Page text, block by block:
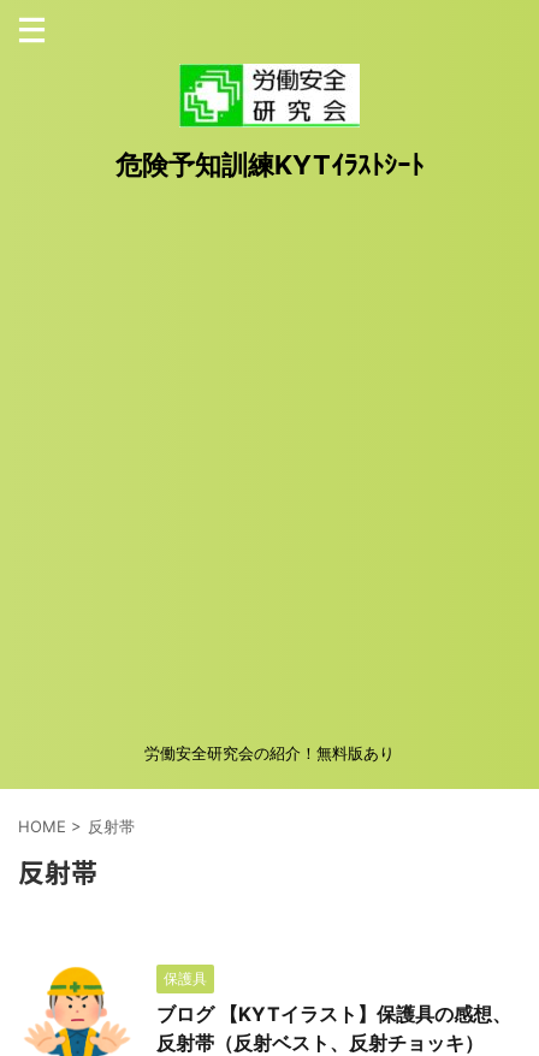
危険予知訓練KYTｲﾗｽﾄｼｰﾄ
労働安全研究会の紹介！無料版あり
HOME > 反射帯
反射帯
保護具
ブログ 【KYTイラスト】保護具の感想、
反射帯（反射ベスト、反射チョッキ）